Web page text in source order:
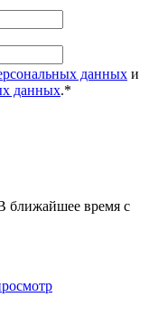
данных и
данных.*
ближайшее время с